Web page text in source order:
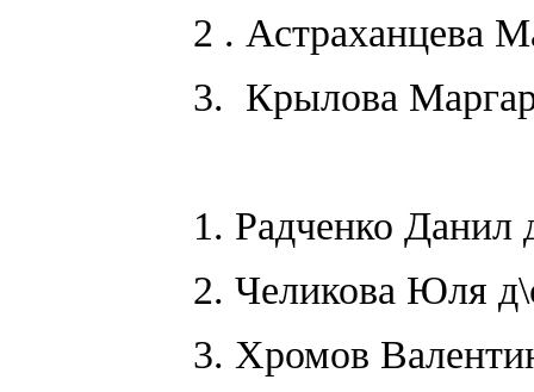
2 . Астраханцева
3. Крылова
1. Радченко
2. Челикова Юля
3. Хромов